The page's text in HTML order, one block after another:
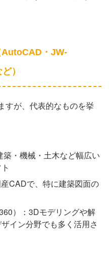
AutoCAD・JW-
）
すが、代表的なものを挙
・機械・土木など幅広い
CADで、特に建築図面の
）：3Dモデリングや解
イン分野でも多く活用さ